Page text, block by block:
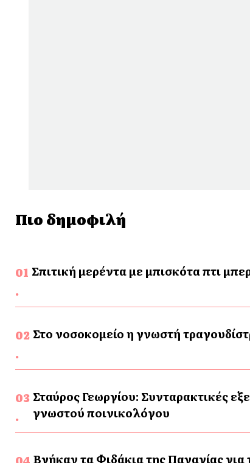
Πιο δημοφιλή
Σπιτική μερέντα με μπισκότα πτι
Στο νοσοκομείο η γνωστή
Σταύρος Γεωργίου: Συνταρακτικές
γνωστού ποινικολόγου
Βγήκαν τα Φιδάκια της Παναγίας για